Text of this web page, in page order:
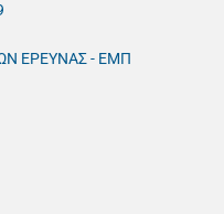
ΕΡΕΥΝΑΣ - ΕΜΠ